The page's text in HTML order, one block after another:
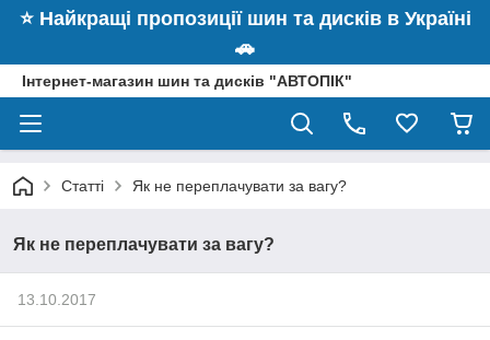
⭐️ Найкращі пропозиції шин та дисків в Україні
🚗
Інтернет-магазин шин та дисків "АВТОПІК"
Статті Як не переплачувати за вагу?
Як не переплачувати за вагу?
13.10.2017